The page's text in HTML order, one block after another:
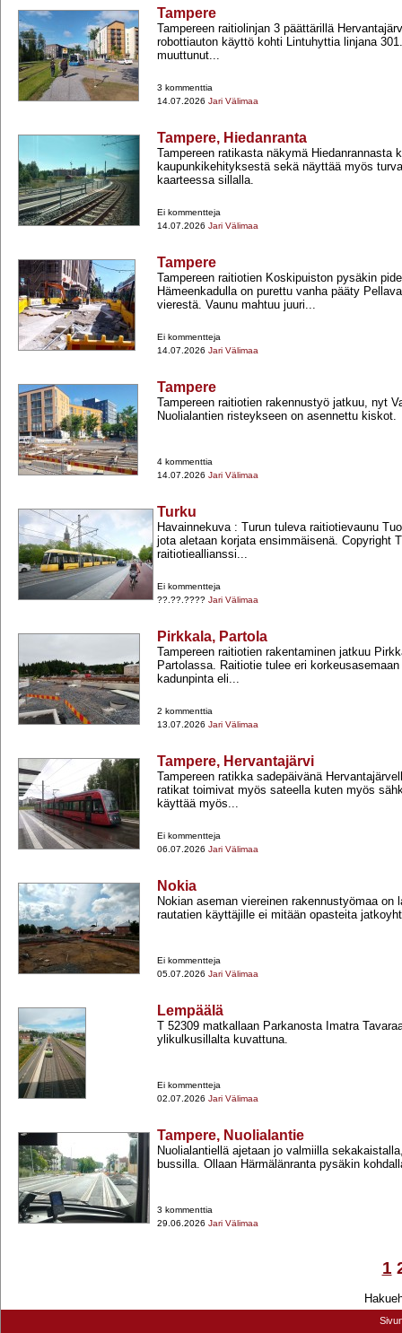
Tampere
Tampereen raitiolinjan 3 päättärillä
robottiauton käyttö kohti Lintuhyttia linjana
muuttunut...
3 kommenttia
14.07.2026 Jari Välimaa
Tampere, Hiedanranta
Tampereen ratikasta näkymä Hiedanrannasta
kaupunkikehityksestä sekä näyttää myös
kaarteessa sillalla.
Ei kommentteja
14.07.2026 Jari Välimaa
Tampere
Tampereen raitiotien Koskipuiston pysäkin
Hämeenkadulla on purettu vanha pääty
vierestä. Vaunu mahtuu juuri...
Ei kommentteja
14.07.2026 Jari Välimaa
Tampere
Tampereen raitiotien rakennustyö jatkuu, nyt
Nuolialantien risteykseen on asennettu kiskot.
4 kommenttia
14.07.2026 Jari Välimaa
Turku
Havainnekuva : Turun tuleva raitiotievaunu
jota aletaan korjata ensimmäisenä. Copyright
raitiotieallianssi...
Ei kommentteja
??.??.???? Jari Välimaa
Pirkkala, Partola
Tampereen raitiotien rakentaminen jatkuu
Partolassa. Raitiotie tulee eri
kadunpinta eli...
2 kommenttia
13.07.2026 Jari Välimaa
Tampere, Hervantajärvi
Tampereen ratikka sadepäivänä
ratikat toimivat myös sateella kuten myös
käyttää myös...
Ei kommentteja
06.07.2026 Jari Välimaa
Nokia
Nokian aseman viereinen rakennustyömaa on
rautatien käyttäjille ei mitään opasteita
Ei kommentteja
05.07.2026 Jari Välimaa
Lempäälä
T 52309 matkallaan Parkanosta Imatra
ylikulkusillalta kuvattuna.
Ei kommentteja
02.07.2026 Jari Välimaa
Tampere, Nuolialantie
Nuolialantiellä ajetaan jo valmiilla
bussilla. Ollaan Härmälänranta pysäkin
3 kommenttia
29.06.2026 Jari Välimaa
1